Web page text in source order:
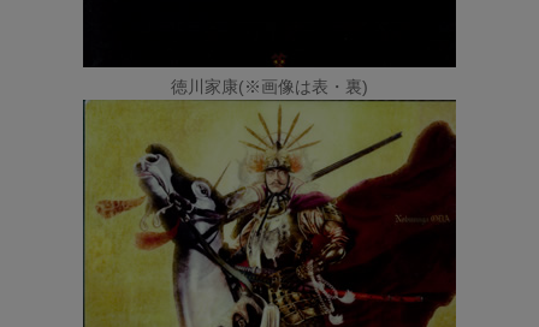
徳川家康(※画像は表・裏)